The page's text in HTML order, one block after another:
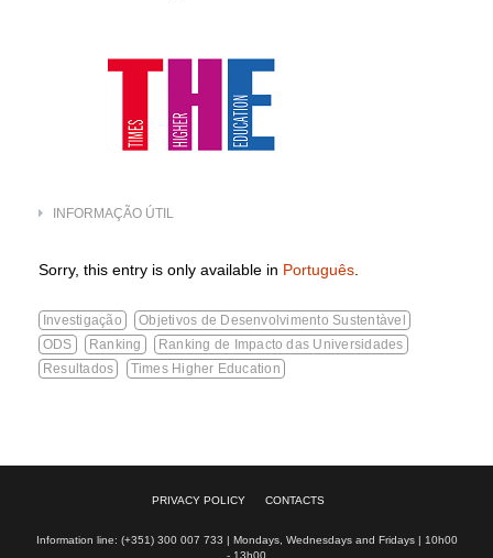
INFORMAÇÃO ÚTIL
Sorry, this entry is only available in Português
Investigação
Objetivos de Desenvolvimento Sustentàvel
ODS
Ranking
Ranking de Impacto das Universidades
Resultados
Times Higher Education
PRIVACY POLICY CONTACTS
Information line: (+351) 300 007 733 | Mondays, Wednesdays and Fridays | 10h00
- 13h00